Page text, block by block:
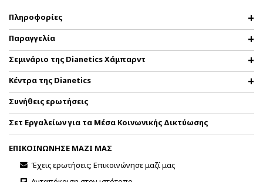
Πληροφορίες
Παραγγελία
Σεμινάριο της Dianetics Χάμπαρντ
Κέντρα της Dianetics
Συνήθεις ερωτήσεις
Σετ Εργαλείων για τα Μέσα Κοινωνικής Δικτύωσης
ΕΠΙΚΟΙΝΩΝΗΣΕ ΜΑΖΙ ΜΑΣ
Έχεις ερωτήσεις; Επικοινώνησε μαζί μας